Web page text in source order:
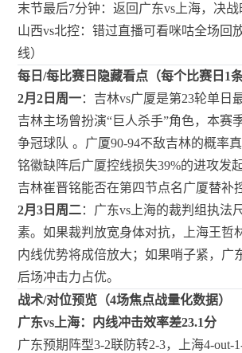
末节最后7分钟：返回广东vs上海，决战
山西vs北控：错过直播可看咪咕全场回
线）
每日/每比赛日隐藏看点（每个比赛日1
2月2日周一：吉林vs广厦是第23轮单
吉林主场曾扮演“巨人杀手”角色，本赛
争冠球队 。广厦90-94不敌吉林的概率
铭徽缺阵后广厦控线损失39%的进攻发
吉林崔晋铭能否在第四节点名广厦替补
2月3日周二：广东vs上海的裁判组执法
素。如果裁判放宽身体对抗，上海王哲
内线优势将成倍放大；如果哨子紧，广
后场冲击力占优。
战术/对位预览（4场焦点战量化数据）
广东vs上海：内线冲击效率差23.1分
广东预期阵型3-2联防转2-3，上海4-out-